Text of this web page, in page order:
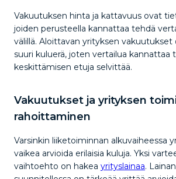
Vakuutuksen hinta ja kattavuus ovat
joiden perusteella kannattaa tehdä
välillä. Aloittavan yrityksen vakuutukset
suuri kuluerä, joten vertailua kannattaa
keskittämisen etuja selvittää.
Vakuutukset ja yrityksen
rahoittaminen
Varsinkin liiketoiminnan alkuvaiheessa
vaikea arvioida erilaisia kuluja. Yksi
vaihtoehto on hakea yrityslainaa.